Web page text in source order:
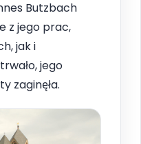
Butzbach
z jego prac,
jak i
jego
zaginęła.